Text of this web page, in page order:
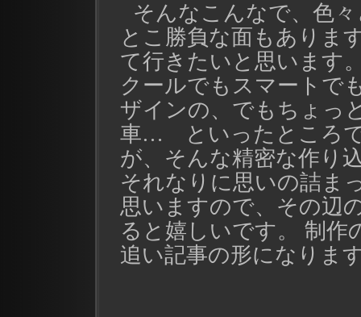
そんなこんなで、色
とこ勝負な面もありま
て行きたいと思います
クールでもスマートで
ザインの、でもちょっ
車… といったところで
が、そんな精密な作り
それなりに思いの詰ま
思いますので、その辺
ると嬉しいです。 制作
追い記事の形になりま